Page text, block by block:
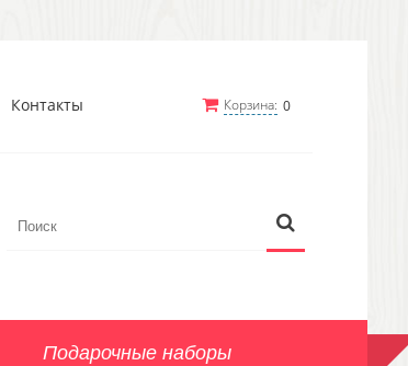
Корзина: 0
Контакты
Подарочные наборы